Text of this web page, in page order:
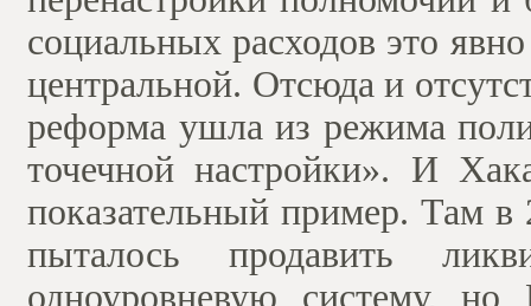
социальных расходов это
центральной. Отсюда и
реформа ушла из режима
точечной настройки». И
показательный пример. Там в
пыталось продавить
одноуровневую систему,